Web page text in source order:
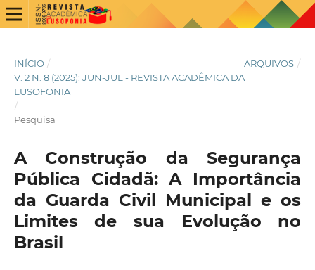
INÍCIO / ARQUIVOS /
V. 2 N. 8 (2025): JUN-JUL - REVISTA ACADÊMICA DA
LUSOFONIA
/
Pesquisa
A Construção da Segurança
Pública Cidadã: A Importância
da Guarda Civil Municipal e os
Limites de sua Evolução no
Brasil